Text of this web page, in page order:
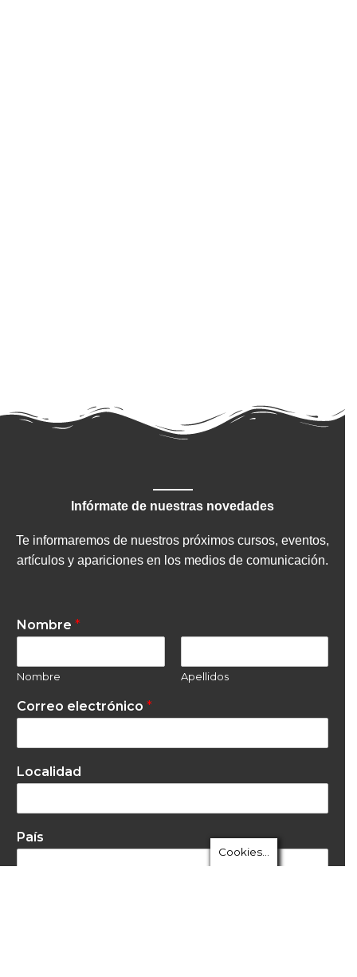
Infórmate de nuestras novedades
Te informaremos de nuestros próximos cursos, eventos,
artículos y apariciones en los medios de comunicación.
Nombre *
Nombre Apellidos
Correo electrónico *
Localidad
País
Cookies...